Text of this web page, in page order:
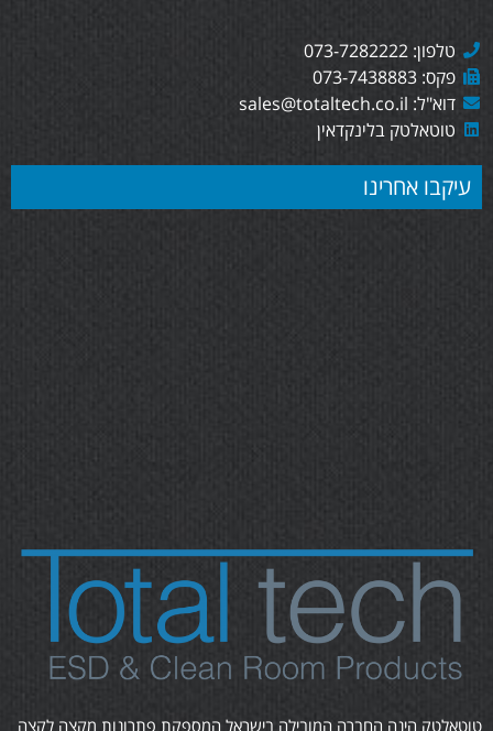
טלפון: 073-7282222
פקס: 073-7438883
דוא"ל: sales@totaltech.co.il
טוטאלטק בלינקדאין
עיקבו אחרינו
טוטאלטק הינה החברה המובילה בישראל המספקת פתרונות מקצה לקצה